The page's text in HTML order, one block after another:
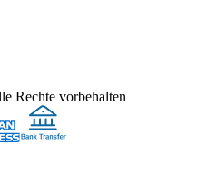
Rechte vorbehalten